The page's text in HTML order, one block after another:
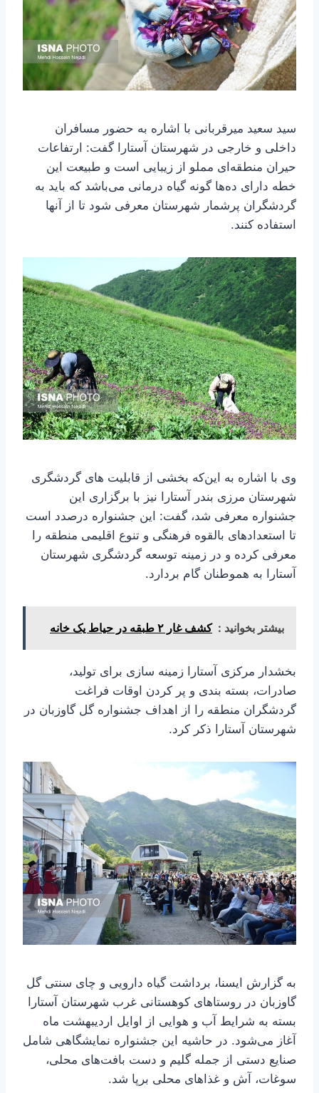
سید سعید میرقربانی با اشاره به حضور مسافران
داخلی و خارجی در شهرستان آستارا گفت: ارتفاعات
حیران منطقه‌ای مملو از زیبایی است و طبیعت این
خطه دارای ده‌ها گونه گیاه درمانی می‌باشد که باید به
گردشگران پرشمار شهرستان معرفی شود تا از آنها
استفاده کنند.
وی با اشاره به این‌که بخشی از قابلیت های گردشگری
شهرستان مرزی بندر آستارا نیز با برگزاری این
جشنواره معرفی شد، گفت: این جشنواره درصدد است
تا استعدادهای بالقوه فرهنگی و تنوع اقلیمی منطقه را
معرفی کرده و در زمینه توسعه گردشگری شهرستان
آستارا به هموطنان گام بردارد.
بیشتر بخوانید : کشف غار ۲ طبقه در حیاط یک خانه‌
بخشدار مرکزی آستارا زمینه سازی برای تولید،
صادرات، بسته بندی و پر کردن اوقات فراغت
گردشگران منطقه را از اهداف جشنواره گل گاوزبان در
شهرستان آستارا ذکر کرد.
به گزارش ایسنا، برداشت گیاه دارویی و چای سنتی گل
گاوزبان در روستاهای کوهستانی غرب شهرستان آستارا
بسته به شرایط آب و هوایی از اوایل اردیبهشت ماه
آغاز می‌شود. در حاشیه این جشنواره نمایشگاهی شامل
صنایع دستی از جمله گلیم و دست بافت‌های محلی،
سوغات، آش و غذاهای محلی برپا شد.